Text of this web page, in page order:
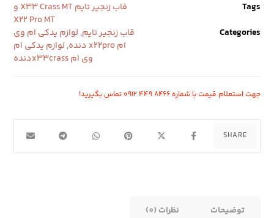
Tags
قاب زنجیر تایم X33 Crass MT و
X22 Pro MT
Categories
قاب زنجیر تایم, لوازم یدکی ام وی
ام x22pro دنده
, لوازم یدکی ام
وی ام x33crassدنده
جهت استعلام قیمت با شماره ۸۴۶۶ ۴۴۹ ۰۹۱۲ تماس بگیرید!
توضیحات نظرات (0)